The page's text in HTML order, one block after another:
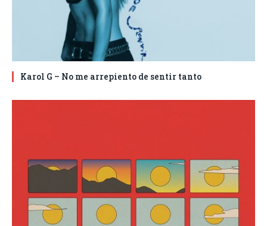
Karol G – No me arrepiento de sentir tanto